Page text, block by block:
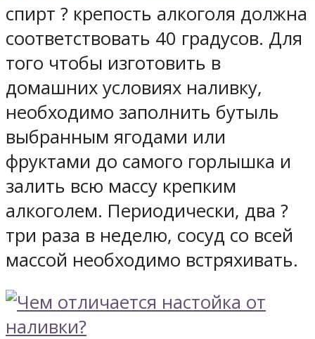
спирт ? крепость алкоголя должна
соответствовать 40 градусов. Для
того чтобы изготовить в
домашних условиях наливку,
необходимо заполнить бутыль
выбранным ягодами или
фруктами до самого горлышка и
залить всю массу крепким
алкоголем. Периодически, два ?
три раза в неделю, сосуд со всей
массой необходимо встряхивать.